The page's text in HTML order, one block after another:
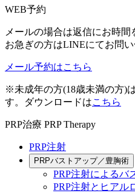
WEB予約
メールの場合は返信にお時間
お急ぎの方はLINEにてお問い
メール予約はこちら
※未成年の方(18歳未満の方)
す。ダウンロードはこちら
PRP治療 PRP Therapy
PRP注射
PRPバストアップ／豊胸術
PRP注射によるバ
PRP注射とヒアル